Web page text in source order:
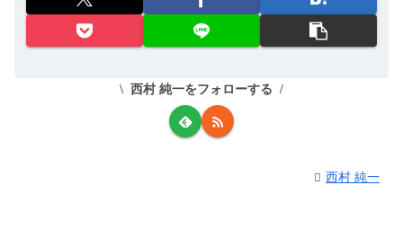
西村 純一をフォローする
西村 純一